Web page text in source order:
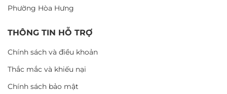
Phường Hòa Hưng
THÔNG TIN HỖ TRỢ
Chính sách và điều khoản
Thắc mắc và khiếu nại
Chính sách bảo mật